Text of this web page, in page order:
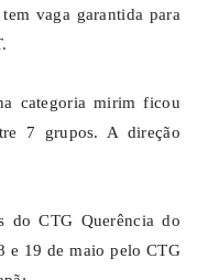
vaga garantida para
categoria mirim ficou
7 grupos. A direção
do CTG Querência do
e 19 de maio pelo CTG